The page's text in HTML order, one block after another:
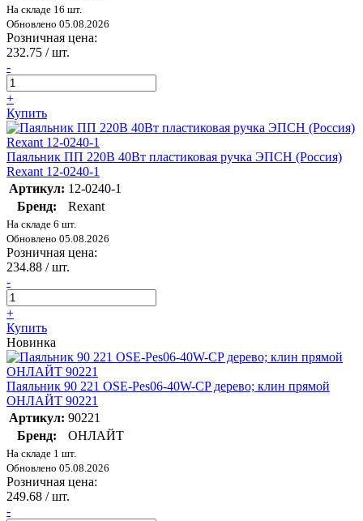
На складе 16 шт.
Обновлено 05.08.2026
Розничная цена:
232.75 / шт.
-
+
Купить
Паяльник ПП 220В 40Вт пластиковая ручка ЭПСН (Россия)
Rexant 12-0240-1
Артикул: 12-0240-1
Бренд:
Rexant
На складе 6 шт.
Обновлено 05.08.2026
Розничная цена:
234.88 / шт.
-
+
Купить
Новинка
Паяльник 90 221 OSE-Pes06-40W-CP дерево; клин прямой
ОНЛАЙТ 90221
Артикул: 90221
Бренд:
ОНЛАЙТ
На складе 1 шт.
Обновлено 05.08.2026
Розничная цена:
249.68 / шт.
-